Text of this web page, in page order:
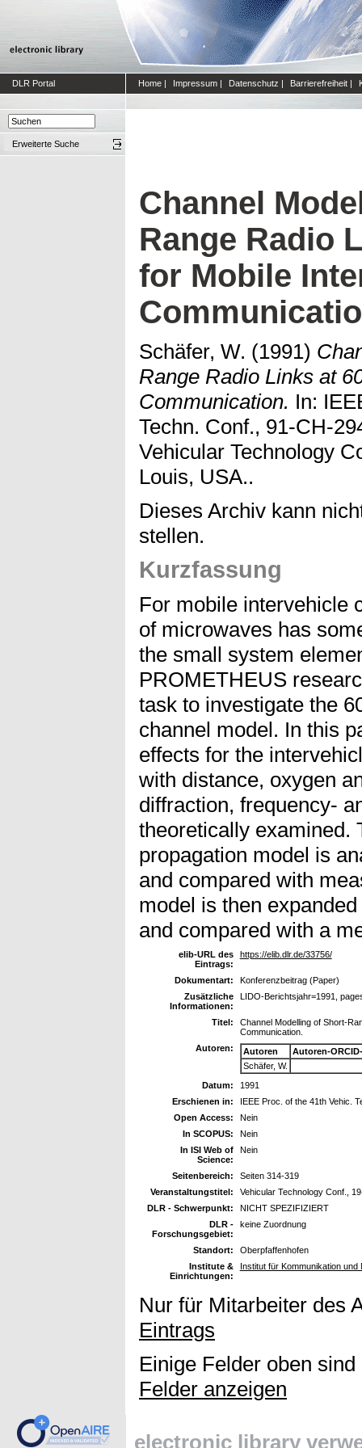
DLR Portal Home | Impressum | Datenschutz | Barrierefreiheit |
Erweiterte Suche
Channel
Range Radio
for Mobile
Schäfer, W. (1991)
Range Radio Links at
Communication. In:
Techn. Conf., 91-CH-
Vehicular Technology
Louis, USA..
Dieses Archiv kann
stellen.
Kurzfassung
For mobile intervehicle
of microwaves has
the small system
PROMETHEUS
task to investigate the
channel model. In this
effects for the
with distance, oxygen
diffraction, frequency-
theoretically examined.
propagation model is
and compared with
model is then
and compared with a
elib-URL des
Eintrags:
https://elib.dlr.de/33756/
Dokumentart:
Konferenzbeitrag (Paper)
Zusätzliche
Informationen:
LIDO-Berichtsjahr=1991,
Titel:
Channel Modelling of Short-
Communication.
Autoren:
Autoren
Autoren-
Schäfer, W.
Datum:
1991
Erschienen in:
IEEE Proc. of the 41th Vehic.
Open Access:
Nein
In SCOPUS:
Nein
In ISI Web of
Science:
Nein
Seitenbereich:
Seiten 314-319
Veranstaltungstitel:
Vehicular Technology Conf.,
DLR - Schwerpunkt:
NICHT SPEZIFIZIERT
DLR -
Forschungsgebiet:
keine Zuordnung
Standort:
Oberpfaffenhofen
Institute &
Einrichtungen:
Institut für Kommunikation
Nur für Mitarbeiter des
Eintrags
Einige Felder oben
Felder anzeigen
electronic library